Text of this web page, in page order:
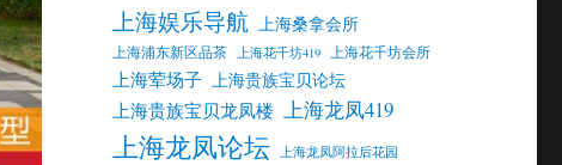
上海娱乐导航 上海桑拿会所
上海浦东新区品茶 上海花千坊419 上海花千坊会所
上海荤场子 上海贵族宝贝论坛
上海贵族宝贝龙凤楼 上海龙凤419
上海龙凤论坛 上海龙凤阿拉后花园